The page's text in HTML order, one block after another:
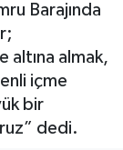
Barajında
altına almak,
içme
bir
dedi.